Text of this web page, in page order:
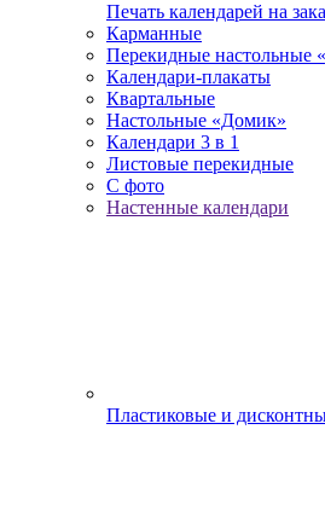
Печать календарей на
Карманные
Перекидные настольные
Календари-плакаты
Квартальные
Настольные «Домик»
Календари 3 в 1
Листовые перекидные
С фото
Настенные календари
Пластиковые и